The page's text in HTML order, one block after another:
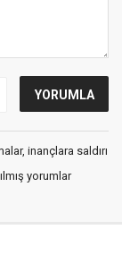
inançlara saldırı
yorumlar